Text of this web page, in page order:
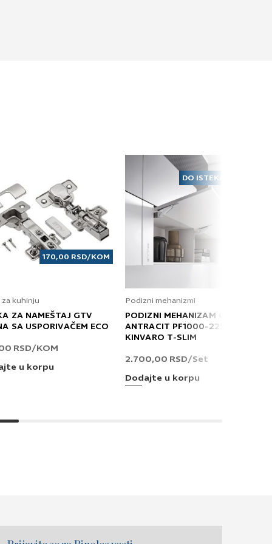
170,00 RSD/KOM
za kuhinju
ZA NAMEŠTAJ GTV
SA USPORIVAČEM ECO
RSD/KOM
u korpu
DO ISTEKA ZALIHA
Podizni mehanizmi
PODIZNI MEHANIZAM GRASS
ANTRACIT PF1000-2250 T
KINVARO T-SLIM
2.700,00 RSD/Set
Dodajte u korpu